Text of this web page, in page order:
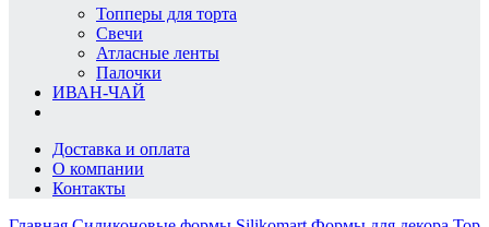
Топперы для торта
Свечи
Атласные ленты
Палочки
ИВАН-ЧАЙ
Доставка и оплата
О компании
Контакты